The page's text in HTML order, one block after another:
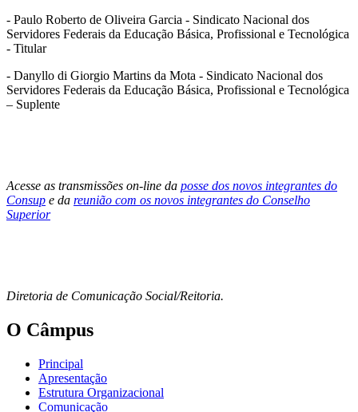
- Paulo Roberto de Oliveira Garcia - Sindicato Nacional dos
Servidores Federais da Educação Básica, Profissional e Tecnológica
- Titular
- Danyllo di Giorgio Martins da Mota - Sindicato Nacional dos
Servidores Federais da Educação Básica, Profissional e Tecnológica
– Suplente
Acesse as transmissões on-line da posse dos novos integrantes do
Consup e da reunião com os novos integrantes do Conselho
Superior
Diretoria de Comunicação Social/Reitoria.
O Câmpus
Principal
Apresentação
Estrutura Organizacional
Comunicação